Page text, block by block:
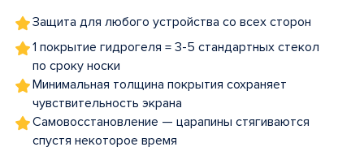
Защита для любого устройства со всех сторон
1 покрытие гидрогеля = 3-5 стандартных стекол
по сроку носки
Минимальная толщина покрытия сохраняет
чувствительность экрана
Самовосстановление — царапины стягиваются
спустя некоторое время